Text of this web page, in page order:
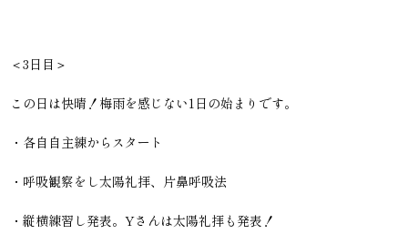
＜3日目＞
この日は快晴！梅雨を感じない1日の始まりです。
・各自自主練からスタート
・呼吸観察をし太陽礼拝、片鼻呼吸法
・縦横練習し発表。Yさんは太陽礼拝も発表！